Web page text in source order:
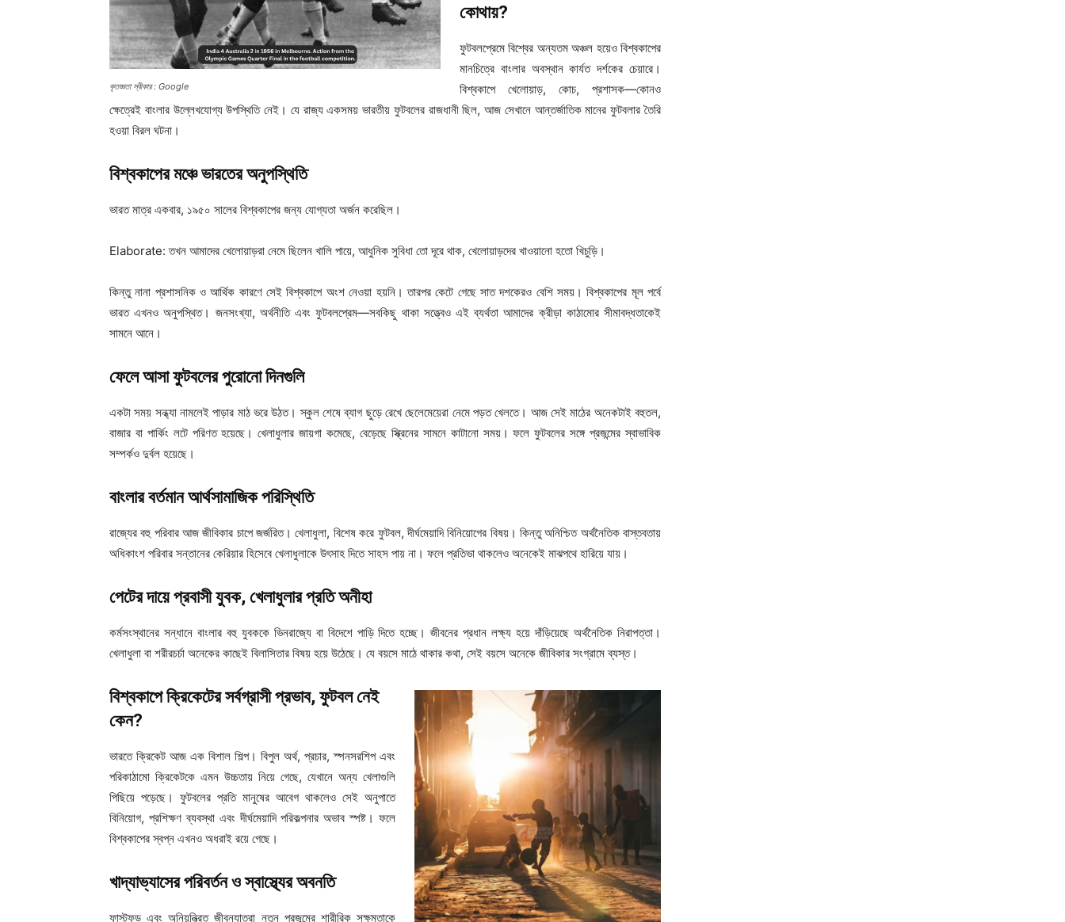
কৃতজ্ঞতা স্বীকার : Google
কোথায়?
ফুটবলপ্রেমে বিশ্বের অন্যতম অঞ্চল হয়েও বিশ্বকাপের
মানচিত্রে বাংলার অবস্থান কার্যত দর্শকের চেয়ারে।
বিশ্বকাপে খেলোয়াড়, কোচ, প্রশাসক—কোনও
ক্ষেত্রেই বাংলার উল্লেখযোগ্য উপস্থিতি নেই। যে রাজ্য একসময় ভারতীয় ফুটবলের রাজধানী ছিল, আজ সেখানে আন্তর্জাতিক মানের ফুটবলার তৈরি
হওয়া বিরল ঘটনা।
বিশ্বকাপের মঞ্চে ভারতের অনুপস্থিতি
ভারত মাত্র একবার, ১৯৫০ সালের বিশ্বকাপের জন্য যোগ্যতা অর্জন করেছিল।
Elaborate: তখন আমাদের খেলোয়াড়রা নেমে ছিলেন খালি পায়ে, আধুনিক সুবিধা তো দূরে থাক, খেলোয়াড়দের খাওয়ানো হতো খিচুড়ি।
কিন্তু নানা প্রশাসনিক ও আর্থিক কারণে সেই বিশ্বকাপে অংশ নেওয়া হয়নি। তারপর কেটে গেছে সাত দশকেরও বেশি সময়। বিশ্বকাপের মূল পর্বে
ভারত এখনও অনুপস্থিত। জনসংখ্যা, অর্থনীতি এবং ফুটবলপ্রেম—সবকিছু থাকা সত্ত্বেও এই ব্যর্থতা আমাদের ক্রীড়া কাঠামোর সীমাবদ্ধতাকেই
সামনে আনে।
ফেলে আসা ফুটবলের পুরোনো দিনগুলি
একটা সময় সন্ধ্যা নামলেই পাড়ার মাঠ ভরে উঠত। স্কুল শেষে ব্যাগ ছুড়ে রেখে ছেলেমেয়েরা নেমে পড়ত খেলতে। আজ সেই মাঠের অনেকটাই বহুতল,
বাজার বা পার্কিং লটে পরিণত হয়েছে। খেলাধুলার জায়গা কমেছে, বেড়েছে স্ক্রিনের সামনে কাটানো সময়। ফলে ফুটবলের সঙ্গে প্রজন্মের স্বাভাবিক
সম্পর্কও দুর্বল হয়েছে।
বাংলার বর্তমান আর্থসামাজিক পরিস্থিতি
রাজ্যের বহু পরিবার আজ জীবিকার চাপে জর্জরিত। খেলাধুলা, বিশেষ করে ফুটবল, দীর্ঘমেয়াদি বিনিয়োগের বিষয়। কিন্তু অনিশ্চিত অর্থনৈতিক বাস্তবতায়
অধিকাংশ পরিবার সন্তানের কেরিয়ার হিসেবে খেলাধুলাকে উৎসাহ দিতে সাহস পায় না। ফলে প্রতিভা থাকলেও অনেকেই মাঝপথে হারিয়ে যায়।
পেটের দায়ে প্রবাসী যুবক, খেলাধুলার প্রতি অনীহা
কর্মসংস্থানের সন্ধানে বাংলার বহু যুবককে ভিনরাজ্যে বা বিদেশে পাড়ি দিতে হচ্ছে। জীবনের প্রধান লক্ষ্য হয়ে দাঁড়িয়েছে অর্থনৈতিক নিরাপত্তা।
খেলাধুলা বা শরীরচর্চা অনেকের কাছেই বিলাসিতার বিষয় হয়ে উঠেছে। যে বয়সে মাঠে থাকার কথা, সেই বয়সে অনেকে জীবিকার সংগ্রামে ব্যস্ত।
বিশ্বকাপে ক্রিকেটের সর্বগ্রাসী প্রভাব, ফুটবল নেই
কেন?
ভারতে ক্রিকেট আজ এক বিশাল শিল্প। বিপুল অর্থ, প্রচার, স্পনসরশিপ এবং
পরিকাঠামো ক্রিকেটকে এমন উচ্চতায় নিয়ে গেছে, যেখানে অন্য খেলাগুলি
পিছিয়ে পড়েছে। ফুটবলের প্রতি মানুষের আবেগ থাকলেও সেই অনুপাতে
বিনিয়োগ, প্রশিক্ষণ ব্যবস্থা এবং দীর্ঘমেয়াদি পরিকল্পনার অভাব স্পষ্ট। ফলে
বিশ্বকাপের স্বপ্ন এখনও অধরাই রয়ে গেছে।
খাদ্যাভ্যাসের পরিবর্তন ও স্বাস্থ্যের অবনতি
ফাস্টফুড এবং অনিয়ন্ত্রিত জীবনযাত্রা নতুন প্রজন্মের শারীরিক সক্ষমতাকে